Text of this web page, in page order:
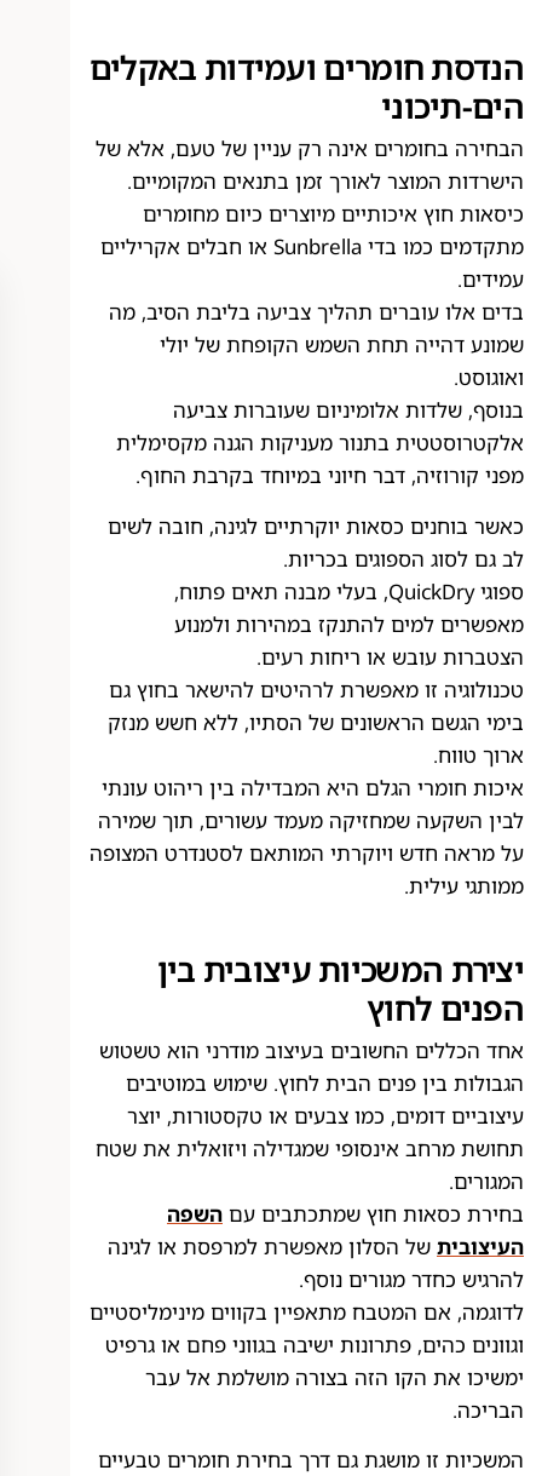
הנדסת חומרים ועמידות באקלים
הים-תיכוני
הבחירה בחומרים אינה רק עניין של טעם, אלא של
הישרדות המוצר לאורך זמן בתנאים המקומיים.
כיסאות חוץ איכותיים מיוצרים כיום מחומרים
מתקדמים כמו בדי Sunbrella או חבלים אקריליים
עמידים.
בדים אלו עוברים תהליך צביעה בליבת הסיב, מה
שמונע דהייה תחת השמש הקופחת של יולי
ואוגוסט.
בנוסף, שלדות אלומיניום שעוברות צביעה
אלקטרוסטטית בתנור מעניקות הגנה מקסימלית
מפני קורוזיה, דבר חיוני במיוחד בקרבת החוף.
כאשר בוחנים כסאות יוקרתיים לגינה, חובה לשים
לב גם לסוג הספוגים בכריות.
ספוגי QuickDry, בעלי מבנה תאים פתוח,
מאפשרים למים להתנקז במהירות ולמנוע
הצטברות עובש או ריחות רעים.
טכנולוגיה זו מאפשרת לרהיטים להישאר בחוץ גם
בימי הגשם הראשונים של הסתיו, ללא חשש מנזק
ארוך טווח.
איכות חומרי הגלם היא המבדילה בין ריהוט עונתי
לבין השקעה שמחזיקה מעמד עשורים, תוך שמירה
על מראה חדש ויוקרתי המותאם לסטנדרט המצופה
ממותגי עילית.
יצירת המשכיות עיצובית בין
הפנים לחוץ
אחד הכללים החשובים בעיצוב מודרני הוא טשטוש
הגבולות בין פנים הבית לחוץ. שימוש במוטיבים
עיצוביים דומים, כמו צבעים או טקסטורות, יוצר
תחושת מרחב אינסופי שמגדילה ויזואלית את שטח
המגורים.
בחירת כסאות חוץ שמתכתבים עם השפה
העיצובית של הסלון מאפשרת למרפסת או לגינה
להרגיש כחדר מגורים נוסף.
לדוגמה, אם המטבח מתאפיין בקווים מינימליסטיים
וגוונים כהים, פתרונות ישיבה בגווני פחם או גרפיט
ימשיכו את הקו הזה בצורה מושלמת אל עבר
הבריכה.
המשכיות זו מושגת גם דרך בחירת חומרים טבעיים